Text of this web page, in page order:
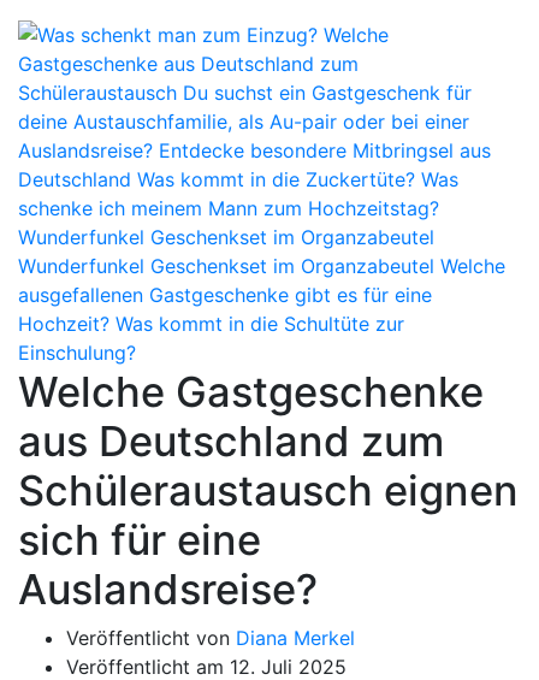
Welche Gastgeschenke
aus Deutschland zum
Schüleraustausch eignen
sich für eine
Auslandsreise?
Veröffentlicht von Diana Merkel
Veröffentlicht am 12. Juli 2025